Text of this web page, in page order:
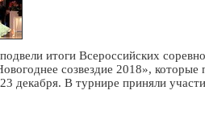
итоги Всероссийских
созвездие 2018»,
декабря. В турнире приняли